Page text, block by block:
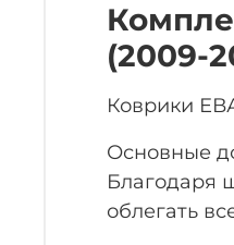
(2009-
Коврики
Основные
Благодаря
облегать